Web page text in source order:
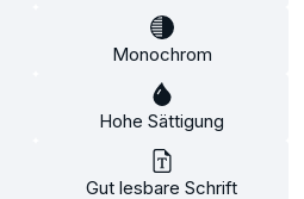
Mehrwertsteuer zzgl.
Nachnahmegebühren, wenn
Monochrom
Hohe Sättigung
Gut lesbare Schrift